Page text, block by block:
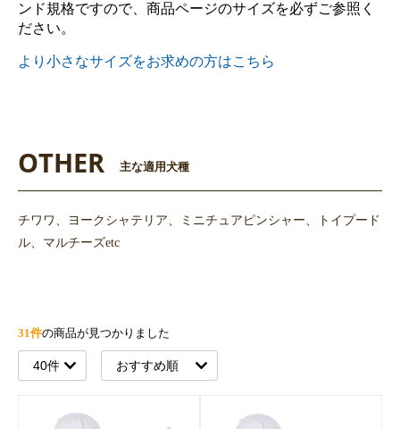
ンド規格ですので、商品ページのサイズを必ずご参照く
ださい。
より小さなサイズをお求めの方はこちら
OTHER 主な適用犬種
チワワ、ヨークシャテリア、ミニチュアピンシャー、トイプード
ル、マルチーズetc
31件の商品が見つかりました